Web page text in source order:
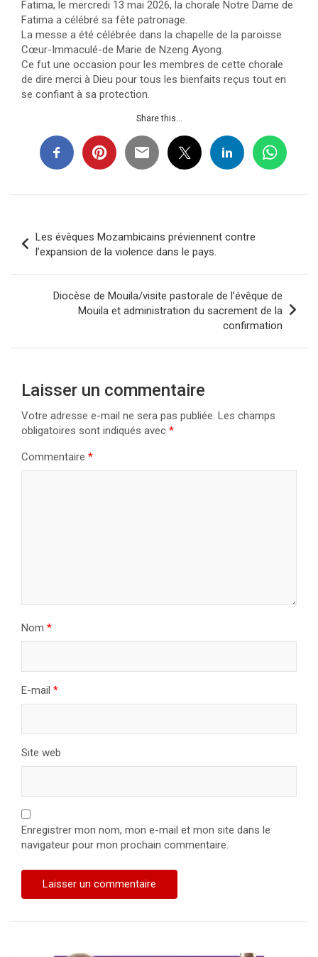
Fatima, le mercredi 13 mai 2026, la chorale Notre Dame de
Fatima a célébré sa fête patronage.
La messe a été célébrée dans la chapelle de la paroisse
Cœur-Immaculé-de Marie de Nzeng Ayong.
Ce fut une occasion pour les membres de cette chorale
de dire merci à Dieu pour tous les bienfaits reçus tout en
se confiant à sa protection.
Share this...
de
l’article
Les évêques Mozambicains préviennent contre
l’expansion de la violence dans le pays.
Diocèse de Mouila/visite pastorale de l’évêque de
Mouila et administration du sacrement de la
confirmation
Laisser un commentaire
Votre adresse e-mail ne sera pas publiée. Les champs
obligatoires sont indiqués avec *
Commentaire *
Nom *
E-mail *
Site web
Enregistrer mon nom, mon e-mail et mon site dans le
navigateur pour mon prochain commentaire.